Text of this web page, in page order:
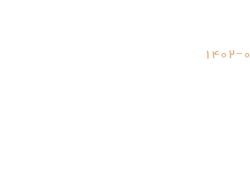
1402-